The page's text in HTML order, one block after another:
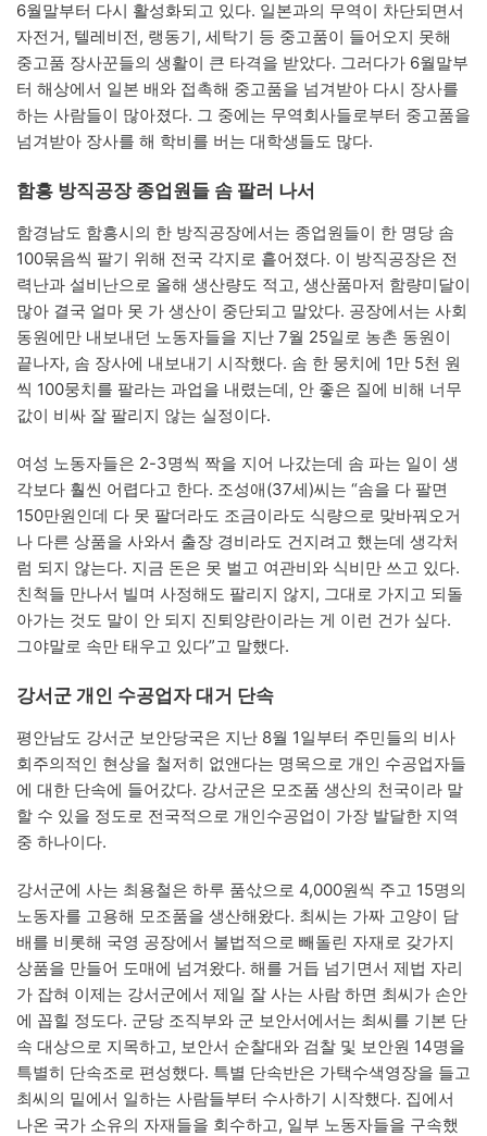
6월말부터 다시 활성화되고 있다. 일본과의 무역이 차단되면서
자전거, 텔레비전, 랭동기, 세탁기 등 중고품이 들어오지 못해
중고품 장사꾼들의 생활이 큰 타격을 받았다. 그러다가 6월말부
터 해상에서 일본 배와 접촉해 중고품을 넘겨받아 다시 장사를
하는 사람들이 많아졌다. 그 중에는 무역회사들로부터 중고품을
넘겨받아 장사를 해 학비를 버는 대학생들도 많다.
함흥 방직공장 종업원들 솜 팔러 나서
함경남도 함흥시의 한 방직공장에서는 종업원들이 한 명당 솜
100묶음씩 팔기 위해 전국 각지로 흩어졌다. 이 방직공장은 전
력난과 설비난으로 올해 생산량도 적고, 생산품마저 함량미달이
많아 결국 얼마 못 가 생산이 중단되고 말았다. 공장에서는 사회
동원에만 내보내던 노동자들을 지난 7월 25일로 농촌 동원이
끝나자, 솜 장사에 내보내기 시작했다. 솜 한 뭉치에 1만 5천 원
씩 100뭉치를 팔라는 과업을 내렸는데, 안 좋은 질에 비해 너무
값이 비싸 잘 팔리지 않는 실정이다.
여성 노동자들은 2-3명씩 짝을 지어 나갔는데 솜 파는 일이 생
각보다 훨씬 어렵다고 한다. 조성애(37세)씨는 “솜을 다 팔면
150만원인데 다 못 팔더라도 조금이라도 식량으로 맞바꿔오거
나 다른 상품을 사와서 출장 경비라도 건지려고 했는데 생각처
럼 되지 않는다. 지금 돈은 못 벌고 여관비와 식비만 쓰고 있다.
친척들 만나서 빌며 사정해도 팔리지 않지, 그대로 가지고 되돌
아가는 것도 말이 안 되지 진퇴양란이라는 게 이런 건가 싶다.
그야말로 속만 태우고 있다”고 말했다.
강서군 개인 수공업자 대거 단속
평안남도 강서군 보안당국은 지난 8월 1일부터 주민들의 비사
회주의적인 현상을 철저히 없앤다는 명목으로 개인 수공업자들
에 대한 단속에 들어갔다. 강서군은 모조품 생산의 천국이라 말
할 수 있을 정도로 전국적으로 개인수공업이 가장 발달한 지역
중 하나이다.
강서군에 사는 최용철은 하루 품삯으로 4,000원씩 주고 15명의
노동자를 고용해 모조품을 생산해왔다. 최씨는 가짜 고양이 담
배를 비롯해 국영 공장에서 불법적으로 빼돌린 자재로 갖가지
상품을 만들어 도매에 넘겨왔다. 해를 거듭 넘기면서 제법 자리
가 잡혀 이제는 강서군에서 제일 잘 사는 사람 하면 최씨가 손안
에 꼽힐 정도다. 군당 조직부와 군 보안서에서는 최씨를 기본 단
속 대상으로 지목하고, 보안서 순찰대와 검찰 및 보안원 14명을
특별히 단속조로 편성했다. 특별 단속반은 가택수색영장을 들고
최씨의 밑에서 일하는 사람들부터 수사하기 시작했다. 집에서
나온 국가 소유의 자재들을 회수하고, 일부 노동자들을 구속했